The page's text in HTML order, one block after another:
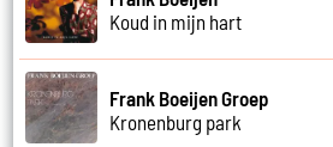
Koud in mijn hart
Frank Boeijen Groep
Kronenburg park